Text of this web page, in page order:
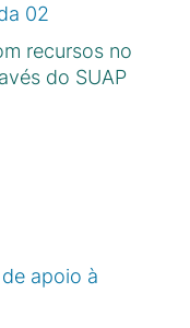
02
recursos no
do SUAP
apoio à